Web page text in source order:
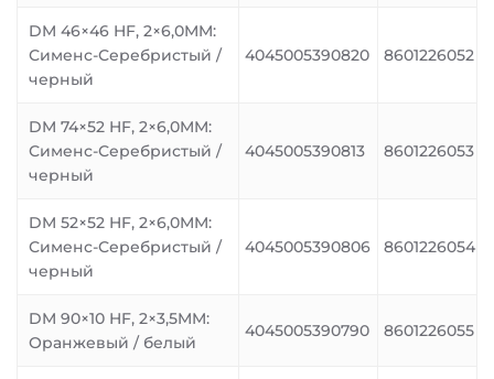
DM 46×46 HF, 2×6,0MM:
Сименс-Серебристый /
черный
4045005390820 8601226052
DM 74×52 HF, 2×6,0MM:
Сименс-Серебристый /
черный
4045005390813 8601226053
DM 52×52 HF, 2×6,0MM:
Сименс-Серебристый /
черный
4045005390806 8601226054
DM 90×10 HF, 2×3,5MM:
Оранжевый / белый
4045005390790 8601226055